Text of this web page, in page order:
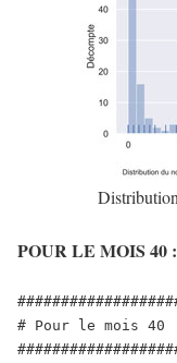
POUR LE MOIS 40 :
# Pour le mois 40